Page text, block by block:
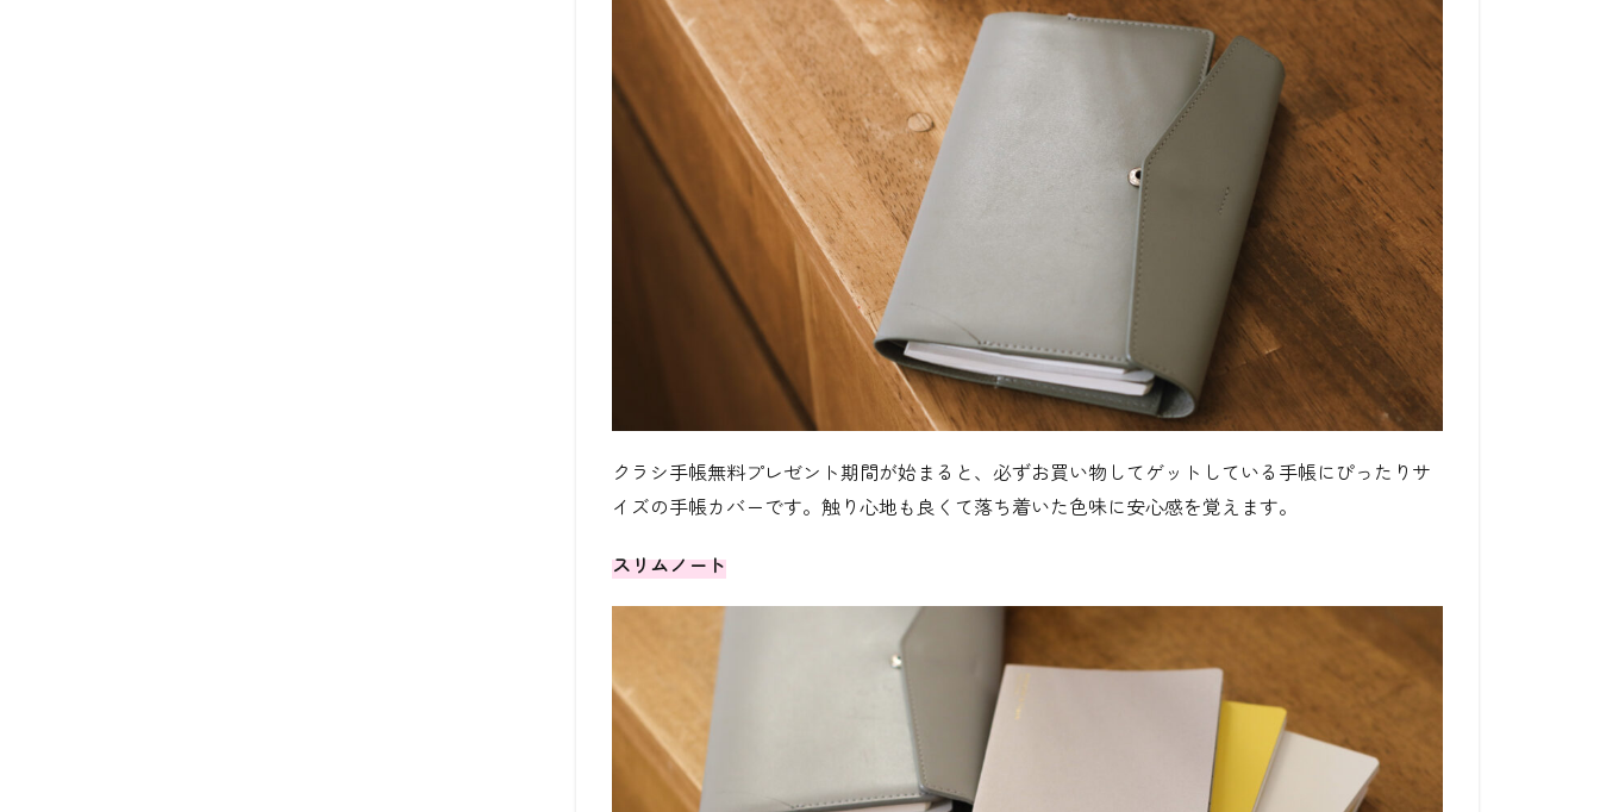
クラシ手帳無料プレゼント期間が始まると、必ずお買い物してゲットしている手帳にぴったりサ
イズの手帳カバーです。触り心地も良くて落ち着いた色味に安心感を覚えます。
スリムノート